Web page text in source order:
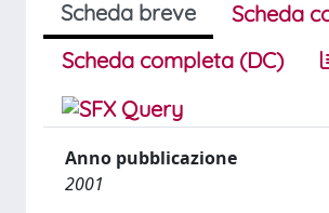
Scheda breve
Scheda
Scheda completa (DC)
Anno pubblicazione
2001